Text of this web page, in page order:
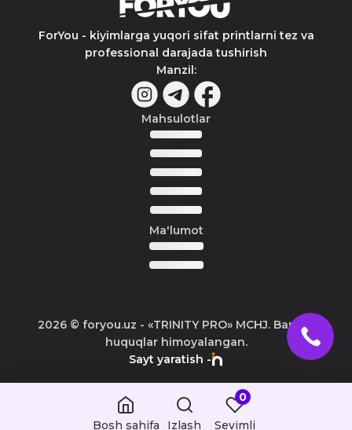
ForYou - kiyimlarga yuqori sifat printlarni tez va
professional darajada tushirish
Manzil:
Mahsulotlar
Ma'lumot
2026© foryou.uz - «TRINITY PRO» MCHJ. Barcha
huquqlar himoyalangan.
Sayt yaratish -
Bosh sahifa Izlash
0
Sevimli